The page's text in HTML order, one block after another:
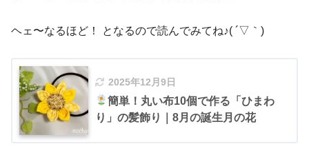
ヘェ〜なるほど！ となるので読んでみてね♪( ´▽｀)
2025年12月9日
簡単！丸い布10個で作る「ひまわ
り」の髪飾り｜8月の誕生月の花